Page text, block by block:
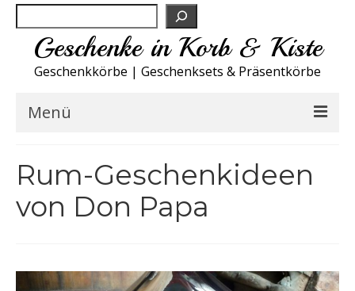
Geschenke in Korb & Kiste
Geschenkkörbe | Geschenksets & Präsentkörbe
Menü
Küche A-Z
Spirituosen
Rum-Geschenkideen
von Don Papa